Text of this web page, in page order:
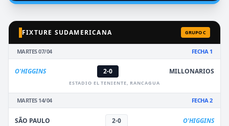
FIXTURE SUDAMERICANA GRUPO C
MARTES 07/04 FECHA 1
O'HIGGINS 2-0 MILLONARIOS
ESTADIO EL TENIENTE, RANCAGUA
MARTES 14/04 FECHA 2
SÃO PAULO 2-0 O'HIGGINS